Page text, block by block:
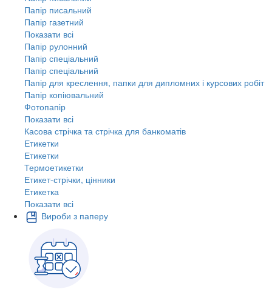
Папір писальний
Папір газетний
Показати всі
Папір рулонний
Папір спеціальний
Папір спеціальний
Папір для креслення, папки для дипломних і курсових робіт
Папір копіювальний
Фотопапір
Показати всі
Касова стрічка та стрічка для банкоматів
Етикетки
Етикетки
Термоетикетки
Етикет-стрічки, цінники
Етикетка
Показати всі
Вироби з паперу